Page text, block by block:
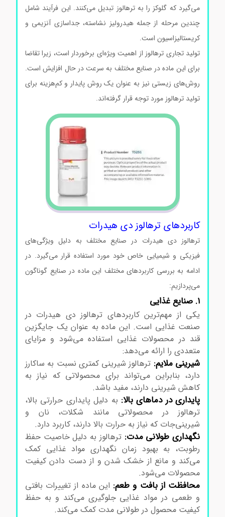
می‌گیرد که گلوکز را به ترهالوز تبدیل می‌کنند. این فرآیند شامل
چندین مرحله از جمله هیدرولیز نشاسته، جداسازی آنزیمی و
کریستالیزاسیون است.
تولید تجاری ترهالوز از اهمیت ویژه‌ای برخوردار است، زیرا تقاضا
برای این ماده در صنایع مختلف به سرعت در حال افزایش است.
روش‌های زیستی نیز به عنوان یک روش پایدار و کم‌هزینه برای
تولید ترهالوز مورد توجه قرار گرفته‌اند.
کاربردهای ترهالوز دی هیدرات
ترهالوز دی هیدرات در صنایع مختلف به دلیل ویژگی‌های
فیزیکی و شیمیایی خاص خود مورد استفاده قرار می‌گیرد. در
ادامه به بررسی کاربردهای مختلف این ماده در صنایع گوناگون
می‌پردازیم:
یکی از مهم‌ترین کاربردهای ترهالوز دی هیدرات در
صنعت غذایی است. این ماده به عنوان یک جایگزین
قند در محصولات غذایی استفاده می‌شود و مزایای
متعددی را ارائه می‌دهد:
شیرینی ملایم:ترهالوز شیرینی کمتری نسبت به ساکارز
دارد، بنابراین می‌تواند برای محصولاتی که نیاز به
کاهش شیرینی دارند، مفید باشد.
پایداری در دماهای بالا:به دلیل پایداری حرارتی بالا،
ترهالوز در محصولاتی مانند شکلات، نان و
شیرینی‌جات که نیاز به حرارت بالا دارند، کاربرد دارد.
نگهداری طولانی مدت:ترهالوز به دلیل خاصیت حفظ
رطوبت، به بهبود زمان نگهداری مواد غذایی کمک
می‌کند و مانع از خشک شدن و از دست دادن کیفیت
محصولات می‌شود.
محافظت از بافت و طعم:این ماده از تغییرات بافتی
و طعمی در مواد غذایی جلوگیری می‌کند و به حفظ
کیفیت محصول در طولانی مدت کمک می‌کند.